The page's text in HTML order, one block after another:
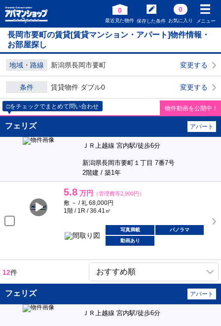
0
最近見た物件 保存した条件
0
お気に入り メニュー
長岡市要町の賃貸[賃貸マンション・アパート]物件情報・
お部屋探し
地域・路線 新潟県長岡市要町 変更する
条件 賃貸物件 ダブル0 変更する
□をチェックでまとめて問い合わせ 物件動画を公開中！
フェリズ アパート
ＪＲ上越線 宮内駅/徒歩6分
新潟県長岡市要町１丁目 7番7号
2階建 / 築1年
5.8 万円 （管理費等2,900円）
敷 － / 礼 68,000円
1階 / 1R / 36.41㎡
写真満載
パノラマ
動画あり
12件
フェリズ アパート
ＪＲ上越線 宮内駅/徒歩6分